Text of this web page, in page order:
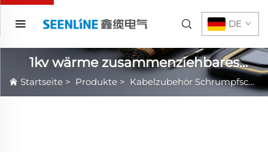
DE
1kv wärme zusammenziehbares
Kabelzubehör
Startseite > Produkte > Kabelzubehör Schrumpfschlauch Heiß